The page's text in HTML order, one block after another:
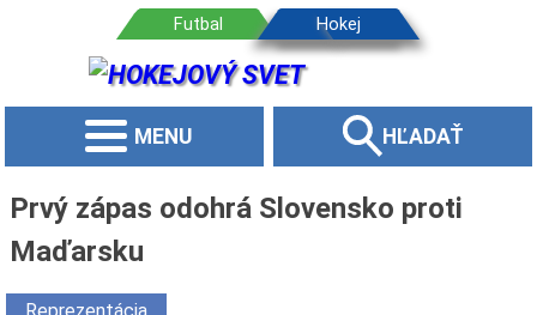
MENU HĽADAŤ
Prvý zápas odohrá Slovensko proti
Maďarsku